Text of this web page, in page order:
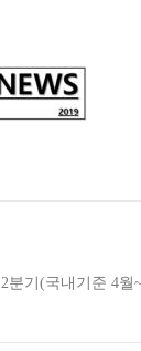
(국내기준 4월